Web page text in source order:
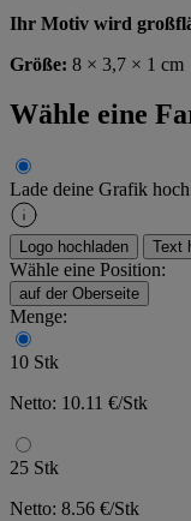
Ihr Motiv wird
Größe: 8 × 3,7 × 1 cm
Wähle eine
Lade deine Grafik
Logo hochladen Text
Wähle eine Position:
auf der Oberseite
Menge:
10 Stk
Netto: 10.11 €/Stk
25 Stk
Netto: 8.56 €/Stk